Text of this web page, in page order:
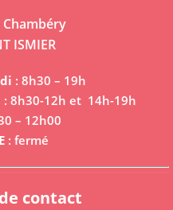
ISMIER
: 8h30 – 19h
: 8h30-12h et 14h-19h
– 12h00
: fermé
contact